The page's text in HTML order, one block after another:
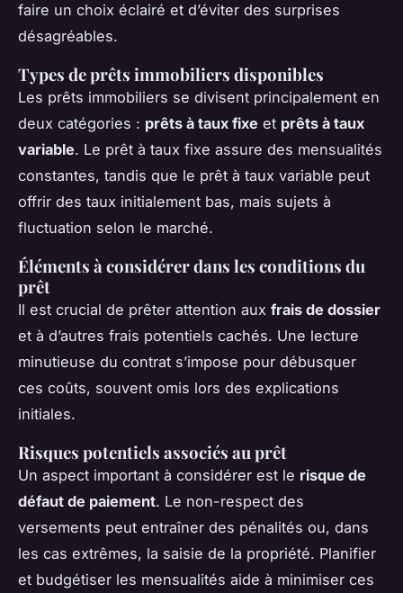
faire un choix éclairé et d’éviter des surprises
désagréables.
Types de prêts immobiliers disponibles
Les prêts immobiliers se divisent principalement en
deux catégories : prêts à taux fixe et prêts à taux
variable. Le prêt à taux fixe assure des mensualités
constantes, tandis que le prêt à taux variable peut
offrir des taux initialement bas, mais sujets à
fluctuation selon le marché.
Éléments à considérer dans les conditions du
prêt
Il est crucial de prêter attention aux frais de dossier
et à d’autres frais potentiels cachés. Une lecture
minutieuse du contrat s’impose pour débusquer
ces coûts, souvent omis lors des explications
initiales.
Risques potentiels associés au prêt
Un aspect important à considérer est le risque de
défaut de paiement. Le non-respect des
versements peut entraîner des pénalités ou, dans
les cas extrêmes, la saisie de la propriété. Planifier
et budgétiser les mensualités aide à minimiser ces